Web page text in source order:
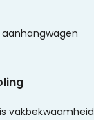
vakbekwaamheid